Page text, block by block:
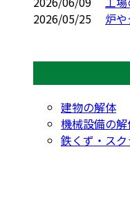
2026/05/25
炉
建物の解体
機械設備の
鉄くず・ス